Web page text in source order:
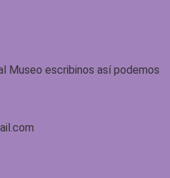
Museo escribinos así podemos